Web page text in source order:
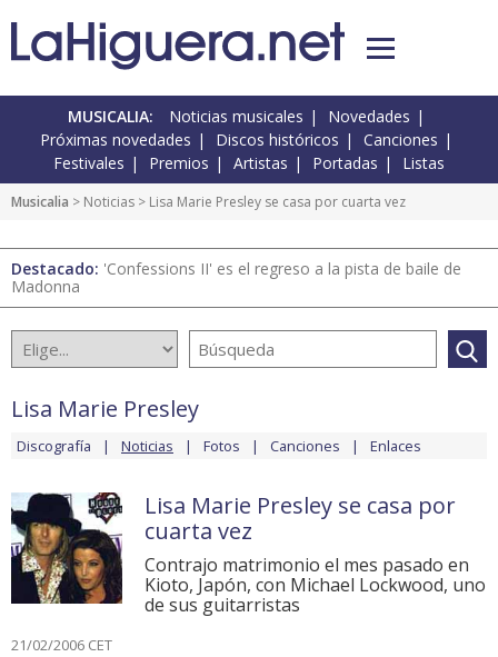
MUSICALIA: Noticias musicales
Novedades
Próximas novedades
Discos históricos
Canciones
Festivales
Premios Artistas Portadas Listas
Musicalia > Noticias > Lisa Marie Presley se casa por cuarta vez
Destacado: 'Confessions II' es el regreso a la pista de baile de
Madonna
Lisa Marie Presley
Discografía Noticias Fotos Canciones Enlaces
Lisa Marie Presley se casa por
cuarta vez
Contrajo matrimonio el mes pasado en
Kioto, Japón, con Michael Lockwood, uno
de sus guitarristas
21/02/2006 CET